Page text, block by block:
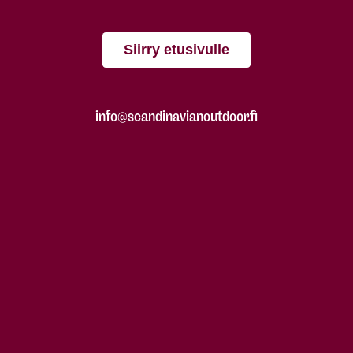
Siirry etusivulle
info@scandinavianoutdoor.fi